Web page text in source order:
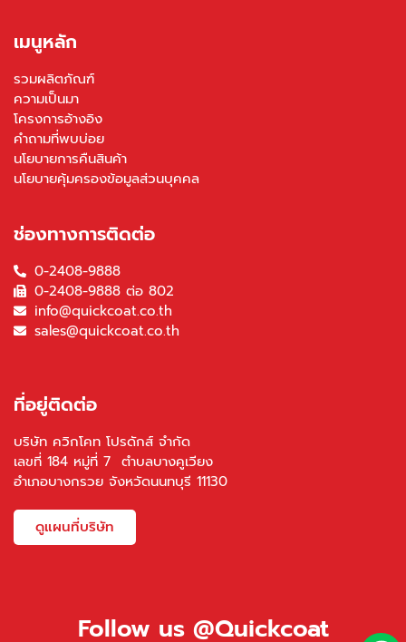
เมนูหลัก
รวมผลิตภัณฑ์
ความเป็นมา
โครงการอ้างอิง
คำถามที่พบบ่อย
นโยบายการคืนสินค้า
นโยบายคุ้มครองข้อมูลส่วนบุคคล
ช่องทางการติดต่อ
0-2408-9888
0-2408-9888 ต่อ 802
info@quickcoat.co.th
sales@quickcoat.co.th
ที่อยู่ติดต่อ
บริษัท ควิกโคท โปรดักส์ จำกัด
เลขที่ 184 หมู่ที่ 7 ตำบลบางคูเวียง
อำเภอบางกรวย จังหวัดนนทบุรี 11130
ดูแผนที่บริษัท
Follow us @Quickcoat